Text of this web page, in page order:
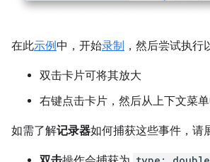
在此示例中，开始录制 ，然后尝试执行
双击卡片可将其放大
右键点击卡片，然后从上下文菜
如需了解记录器如何捕获这些事件，请